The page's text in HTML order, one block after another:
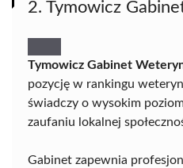
2. Tymowicz
Tymowicz Gabinet
pozycję w rankingu
świadczy o wysokim
zaufaniu lokalnej
Gabinet zapewnia